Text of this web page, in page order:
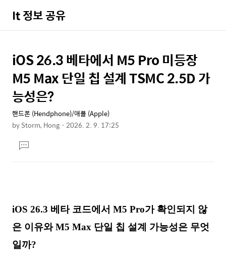
It 정보 공유
상
세
컨
텐
츠
본
문
제
목
iOS 26.3 베타에서 M5 Pro 미등장
M5 Max 단일 칩 설계 TSMC 2.5D 가
능성은?
핸드폰 (Hendphone)/애플 (Apple)
byStorm, Hong 2026. 2. 9. 17:25
문댓
글
iOS 26.3 베타 코드에서 M5 Pro가 확인되지 않
은 이유와 M5 Max 단일 칩 설계 가능성은 무엇
일까?